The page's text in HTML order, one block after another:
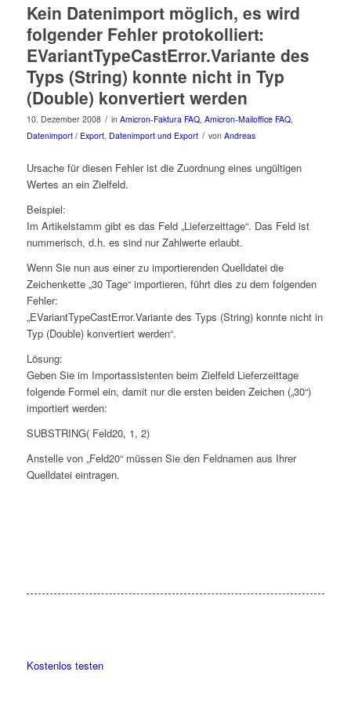
Kein Datenimport möglich, es wird
folgender Fehler protokolliert:
EVariantTypeCastError.Variante des
Typs (String) konnte nicht in Typ
(Double) konvertiert werden
10. Dezember 2008 / in Amicron-Faktura FAQ, Amicron-Mailoffice FAQ,
Datenimport / Export, Datenimport und Export / von Andreas
Ursache für diesen Fehler ist die Zuordnung eines ungültigen
Wertes an ein Zielfeld.
Beispiel:
Im Artikelstamm gibt es das Feld „Lieferzeittage“. Das Feld ist
nummerisch, d.h. es sind nur Zahlwerte erlaubt.
Wenn Sie nun aus einer zu importierenden Quelldatei die
Zeichenkette „30 Tage“ importieren, führt dies zu dem folgenden
Fehler:
„EVariantTypeCastError.Variante des Typs (String) konnte nicht in
Typ (Double) konvertiert werden“.
Lösung:
Geben Sie im Importassistenten beim Zielfeld Lieferzeittage
folgende Formel ein, damit nur die ersten beiden Zeichen („30“)
importiert werden:
SUBSTRING( Feld20, 1, 2)
Anstelle von „Feld20“ müssen Sie den Feldnamen aus Ihrer
Quelldatei eintragen.
Kostenlos testen